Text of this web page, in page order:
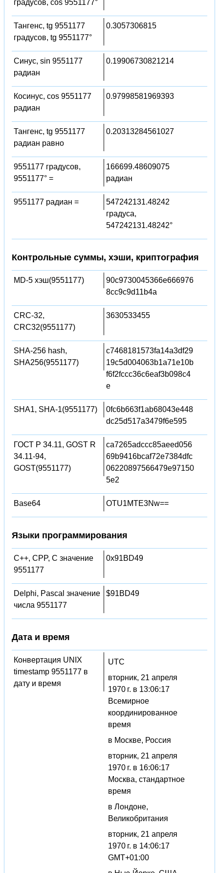
градусов, cos 9551177°
Тангенс, tg 9551177
градусов, tg 9551177°
0.3057306815
Синус, sin 9551177
радиан
0.19906730821214
Косинус, cos 9551177
радиан
0.97998581969393
Тангенс, tg 9551177
радиан равно
0.20313284561027
9551177 градусов,
9551177° =
166699.48609075
радиан
9551177 радиан =
547242131.48242
градуса,
547242131.48242°
Контрольные суммы, хэши, криптография
MD-5 хэш(9551177)
90c9730045366e666976
8cc9c9d11b4a
CRC-32,
CRC32(9551177)
3630533455
SHA-256 hash,
SHA256(9551177)
c7468181573fa14a3df29
19c5d004063b1a71e10b
f6f2fccc36c6eaf3b098c4
e
SHA1, SHA-1(9551177)
0fc6b663f1ab68043e448
dc25d517a3479f6e595
ГОСТ Р 34.11, GOST R
34.11-94,
GOST(9551177)
ca7265adccc85aeed056
69b9416bcaf72e7384dfc
06220897566479e97150
5e2
Base64 OTU1MTE3Nw==
Языки программирования
C++, CPP, C значение
9551177
0x91BD49
Delphi, Pascal значение
числа 9551177
$91BD49
Дата и время
Конвертация UNIX
timestamp 9551177 в
дату и время
UTC
вторник, 21 апреля
1970 г. в 13:06:17
Всемирное
координированное
время
в Москве, Россия
вторник, 21 апреля
1970 г. в 16:06:17
Москва, стандартное
время
в Лондоне,
Великобритания
вторник, 21 апреля
1970 г. в 14:06:17
GMT+01:00